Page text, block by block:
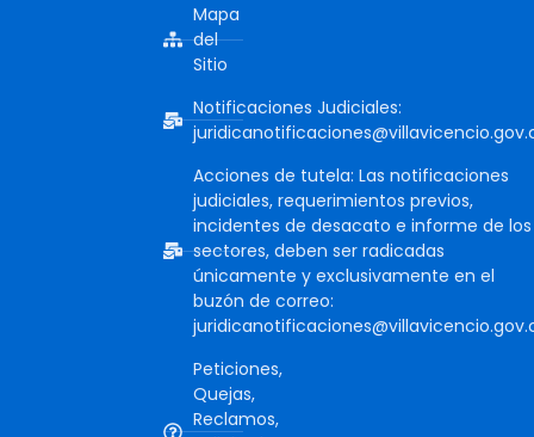
Mapa
del
Sitio
Notificaciones Judiciales:
Acciones de tutela: Las notificaciones
judiciales, requerimientos previos,
incidentes de desacato e informe de los
sectores, deben ser radicadas
únicamente y exclusivamente en el
buzón de correo:
Peticiones,
Quejas,
Reclamos,